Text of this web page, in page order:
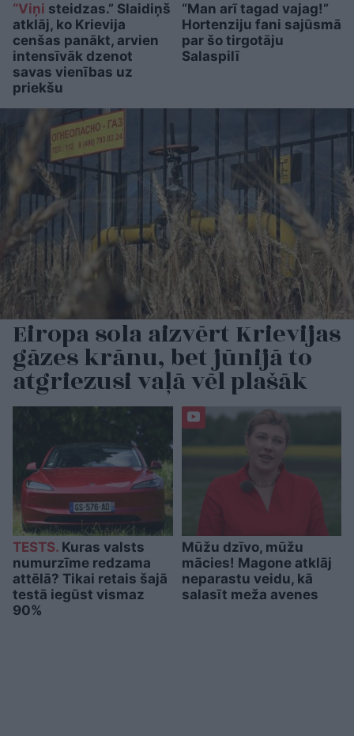
“Viņi steidzas.” Slaidiņš
atklāj, ko Krievija
cenšas panākt, arvien
intensīvāk dzenot
savas vienības uz
priekšu
“Man arī tagad vajag!”
Hortenziju fani sajūsmā
par šo tirgotāju
Salaspilī
Eiropa sola aizvērt Krievijas
gāzes krānu, bet jūnijā to
atgriezusi vaļā vēl plašāk
TESTS. Kuras valsts
numurzīme redzama
attēlā? Tikai retais šajā
testā iegūst vismaz
90%
Mūžu dzīvo, mūžu
mācies! Magone atklāj
neparastu veidu, kā
salasīt meža avenes